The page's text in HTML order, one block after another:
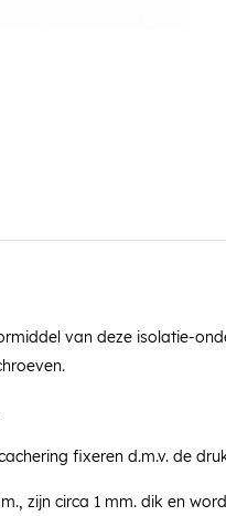
van deze isolatie-
fixeren d.m.v. de
zijn circa 1 mm. dik en